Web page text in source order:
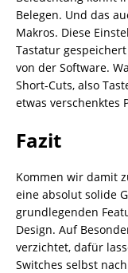
Belegen. Und das
Makros. Diese
Tastatur
von der Software.
Short-Cuts, also
etwas verschenktes
Fazit
Kommen wir damit
eine absolut solide
grundlegenden
Design. Auf
verzichtet, dafür
Switches selbst